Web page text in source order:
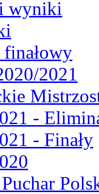
wyniki
2021
-
- Finały